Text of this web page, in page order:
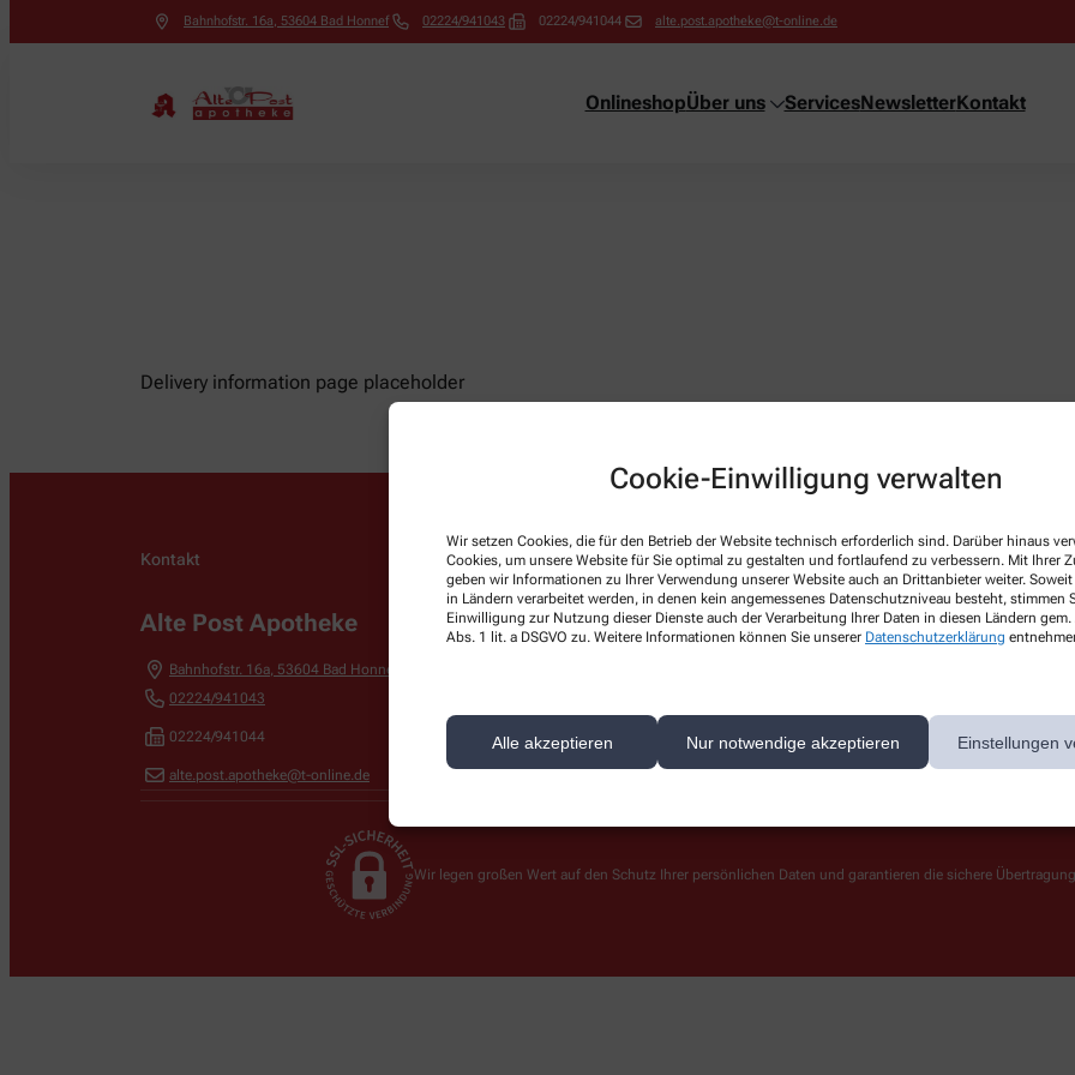
Cookie-Einwilligung verwalten
Wir setzen Cookies, die für den Betrieb der Website technisch erforderlich sind. Darüber hinaus
Cookies, um unsere Website für Sie optimal zu gestalten und fortlaufend zu verbessern. Mit Ihrer
geben wir Informationen zu Ihrer Verwendung unserer Website auch an Drittanbieter weiter. Soweit
in Ländern verarbeitet werden, in denen kein angemessenes Datenschutzniveau besteht, stimmen
Einwilligung zur Nutzung dieser Dienste auch der Verarbeitung Ihrer Daten in diesen Ländern
Abs. 1 lit. a DSGVO zu. Weitere Informationen können Sie unserer Datenschutzerklärung
Alle akzeptieren Nur notwendige akzeptieren Einstellungen
Bahnhofstr. 16a, 53604 Bad Honnef 02224/941043 02224/941044 alte.post.apotheke@t-online.de
OnlineshopÜber uns ServicesNewsletterKontakt
Delivery information page placeholder
Kontakt
Alte Post Apotheke
Bahnhofstr. 16a, 53604 Bad Honnef
02224/941043
02224/941044
alte.post.apotheke@t-online.de
Über uns
Leistungen
Kontakt
Services
Wir legen großen Wert auf den Schutz Ihrer persönlichen Daten und garantieren die sichere